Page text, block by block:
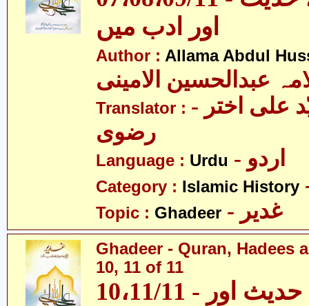
اور ادب میں
Author : Allama Abdul
عبدالحسین الامینی
Translator : - مولانا سیّد علی اختر
رضوی
Language : Urdu - اردو
Category : Islamic History
Topic : Ghadeer - غدیر
Ghadeer - Quran, Hadees
10, 11 of 11
10،11/11 - غدیر - قرآن، حدیث اور